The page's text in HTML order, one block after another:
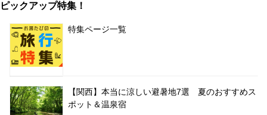
ピックアップ特集！
特集ページ一覧
【関西】本当に涼しい避暑地7選 夏のおすすめス
ポット＆温泉宿